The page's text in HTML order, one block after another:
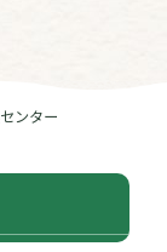
ンター